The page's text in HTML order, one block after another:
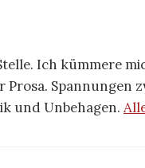
Ich kümmere
Spannungen
und Unbehagen.